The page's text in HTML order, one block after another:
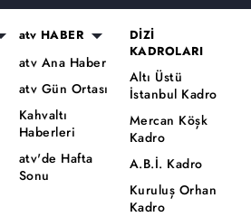
atv HABER
atv Ana Haber
atv Gün Ortası
Kahvaltı
Haberleri
atv'de Hafta
Sonu
DİZİ
KADROLARI
Altı Üstü
İstanbul Kadro
Mercan Köşk
Kadro
A.B.İ. Kadro
Kuruluş Orhan
Kadro